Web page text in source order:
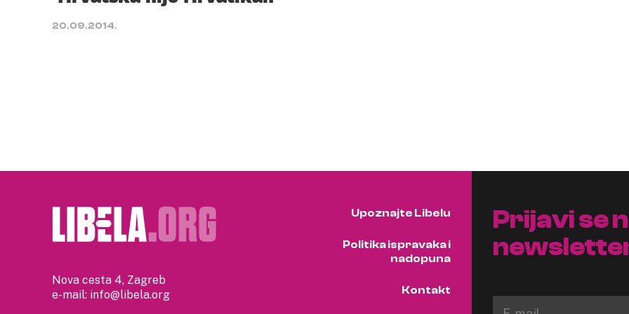
20.09.2014.
Nova cesta 4, Zagreb
e-mail: info@libela.org
Upoznajte Libelu
Politika ispravaka i
nadopuna
Kontakt
Prijavi se